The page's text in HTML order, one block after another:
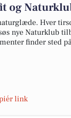
og
Hver
nye Naturklub
finder sted
link